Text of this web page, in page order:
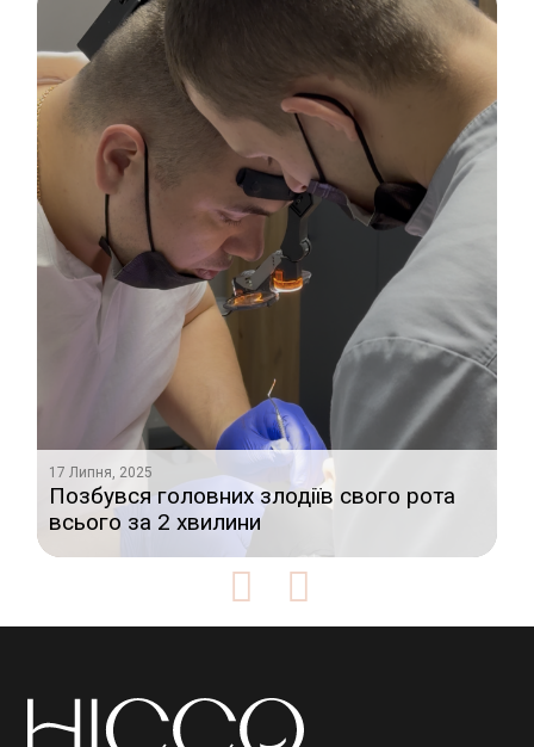
злодіїв свого рота
17 Липня, 2025
Видалення зубів